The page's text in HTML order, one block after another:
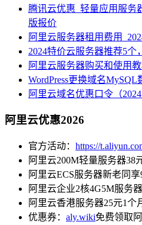
腾讯云优惠_轻量应用服务
版报价
阿里云服务器租用费用
2024特价云服务器推荐5个
阿里云服务器购买和使用教
WordPress更换域名
阿里云域名优惠口令（2024
阿里云优惠2026
官方活动： https://
阿里云200M轻量服务器38
阿里云ECS服务器新老同
阿里云企业2核4G5M服务
阿里云香港服务器25元1个
优惠券： aly.wiki免费领取